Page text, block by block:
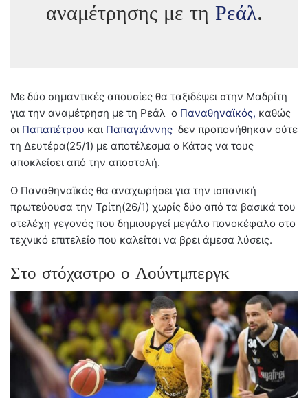
αναμέτρησης με τη Ρεάλ.
Με δύο σημαντικές απουσίες θα ταξιδέψει στην Μαδρίτη
για την αναμέτρηση με τη Ρεάλ ο Παναθηναϊκός, καθώς
οι Παπαπέτρου και Παπαγιάννης δεν προπονήθηκαν ούτε
τη Δευτέρα(25/1) με αποτέλεσμα ο Κάτας να τους
αποκλείσει από την αποστολή.
Ο Παναθηναϊκός θα αναχωρήσει για την ισπανική
πρωτεύουσα την Τρίτη(26/1) χωρίς δύο από τα βασικά του
στελέχη γεγονός που δημιουργεί μεγάλο πονοκέφαλο στο
τεχνικό επιτελείο που καλείται να βρει άμεσα λύσεις.
Στο στόχαστρο ο Λούντμπεργκ